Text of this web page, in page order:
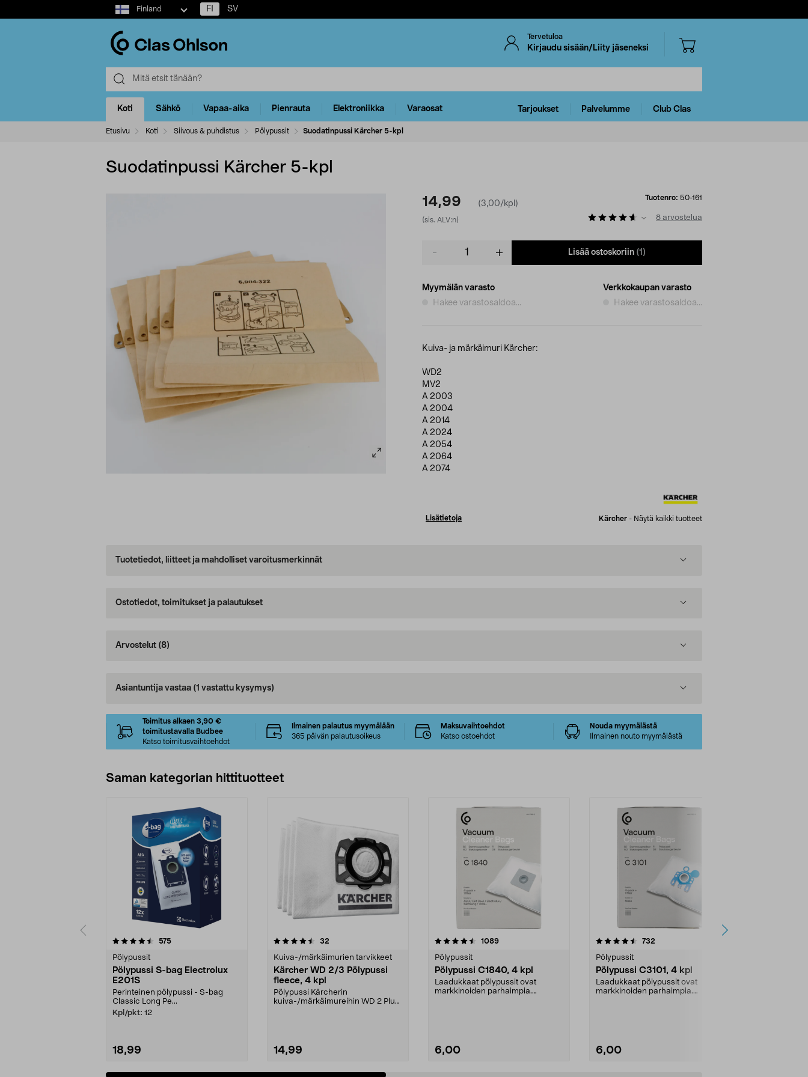
Select
market
Finland FI SV
Tervetuloa
Kirjaudu sisään/Liity jäseneksi
Koti Sähkö Vapaa-aika Pienrauta Elektroniikka Varaosat Tarjoukset Palvelumme Club Clas
Etusivu Koti Siivous & puhdistus Pölypussit Suodatinpussi Kärcher 5-kpl
Suodatinpussi Kärcher 5-kpl
14,99 (3,00/kpl)
(sis. ALV:n)
Tuotenro: 50-161
8 arvostelua
Lisää ostoskoriin (1)
Myymälän varasto
Hakee varastosaldoa...
Verkkokaupan varasto
Hakee varastosaldoa...
Kuiva- ja märkäimuri Kärcher:
WD2
MV2
A 2003
A 2004
A 2014
A 2024
A 2054
A 2064
A 2074
Lisätietoja Kärcher - Näytä kaikki tuotteet
Tuotetiedot, liitteet ja mahdolliset varoitusmerkinnät
Ostotiedot, toimitukset ja palautukset
Arvostelut (8)
Asiantuntija vastaa (1 vastattu kysymys)
Toimitus alkaen 3,90 €
toimitustavalla Budbee
Katso toimitusvaihtoehdot
Ilmainen palautus myymälään
365 päivän palautusoikeus
Maksuvaihtoehdot
Katso ostoehdot
Nouda myymälästä
Ilmainen nouto myymälästä
Saman kategorian hittituotteet
575arvostelut
Pölypussit
Pölypussi S-bag Electrolux
E201S
Perinteinen pölypussi - S-bag
Classic Long Pe...
Kpl/pkt: 12
18,99
4.5 viidestä
32
Kuiva-/märkäimurien tarvikkeet
Kärcher WD 2/3 Pölypussi
fleece, 4 kpl
Pölypussi Kärcherin
kuiva-/märkäimureihin WD 2 Plus,
14,99
4.5 viidestä
1089arvostelut
Pölypussit
Pölypussi C1840, 4 kpl
Laadukkaat pölypussit ovat
markkinoiden parhaimpia.
6,00
4.5 viidestä
732
Pölypussit
Pölypussi C3101, 4 kpl
Laadukkaat pölypussit ovat
markkinoiden parhaimpia.
6,00
3.0 viidestä